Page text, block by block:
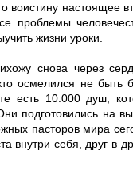
воистину настоящее
проблемы
жизни уроки.
снова через
осмелился не быть
есть 10.000 душ,
подготовились на
пасторов мира
внутри себя, друг в